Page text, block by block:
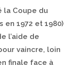
la Coupe du
en 1972 et 1980)
l’aide de
vaincre, loin
finale face à